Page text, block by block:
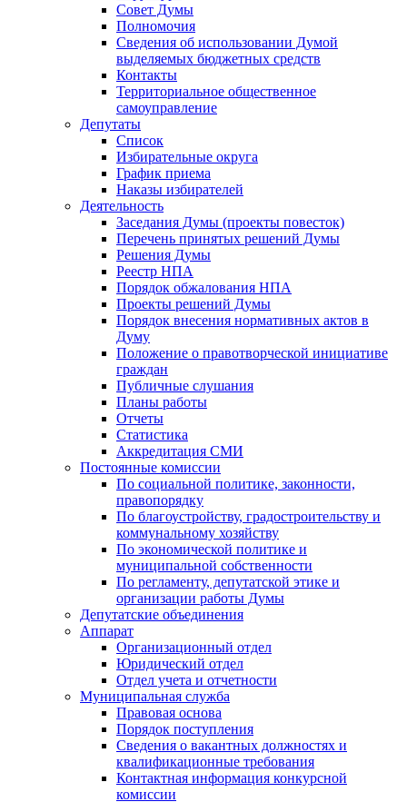
Совет Думы
Полномочия
Сведения об использовании Думой
выделяемых бюджетных средств
Контакты
Территориальное общественное
самоуправление
Депутаты
Список
Избирательные округа
График приема
Наказы избирателей
Деятельность
Заседания Думы (проекты повесток)
Перечень принятых решений Думы
Решения Думы
Реестр НПА
Порядок обжалования НПА
Проекты решений Думы
Порядок внесения нормативных актов в
Думу
Положение о правотворческой инициативе
граждан
Публичные слушания
Планы работы
Отчеты
Статистика
Аккредитация СМИ
Постоянные комиссии
По социальной политике, законности,
правопорядку
По благоустройству, градостроительству и
коммунальному хозяйству
По экономической политике и
муниципальной собственности
По регламенту, депутатской этике и
организации работы Думы
Депутатские объединения
Аппарат
Организационный отдел
Юридический отдел
Отдел учета и отчетности
Муниципальная служба
Правовая основа
Порядок поступления
Сведения о вакантных должностях и
квалификационные требования
Контактная информация конкурсной
комиссии